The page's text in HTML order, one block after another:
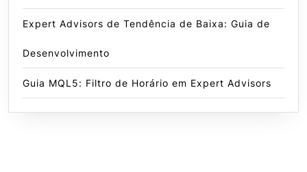
Expert Advisors de Tendência de Baixa: Guia de
Desenvolvimento
Guia MQL5: Filtro de Horário em Expert Advisors